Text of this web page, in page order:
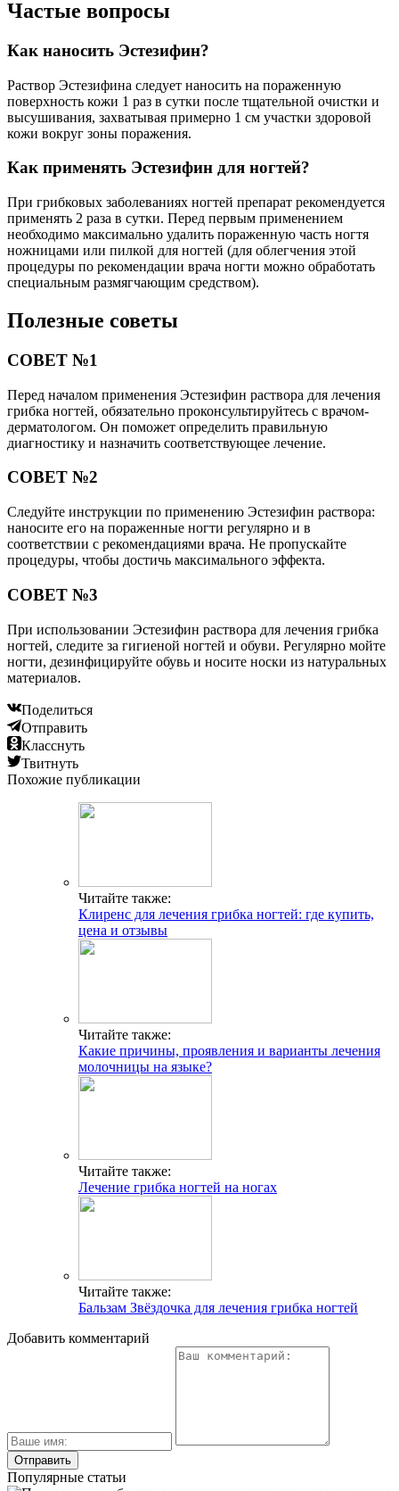
Частые вопросы
Как наносить Эстезифин?
Раствор Эстезифина следует наносить на пораженную
поверхность кожи 1 раз в сутки после тщательной очистки и
высушивания, захватывая примерно 1 см участки здоровой
кожи вокруг зоны поражения.
Как применять Эстезифин для ногтей?
При грибковых заболеваниях ногтей препарат рекомендуется
применять 2 раза в сутки. Перед первым применением
необходимо максимально удалить пораженную часть ногтя
ножницами или пилкой для ногтей (для облегчения этой
процедуры по рекомендации врача ногти можно обработать
специальным размягчающим средством).
Полезные советы
СОВЕТ №1
Перед началом применения Эстезифин раствора для лечения
грибка ногтей, обязательно проконсультируйтесь с врачом-
дерматологом. Он поможет определить правильную
диагностику и назначить соответствующее лечение.
СОВЕТ №2
Следуйте инструкции по применению Эстезифин раствора:
наносите его на пораженные ногти регулярно и в
соответствии с рекомендациями врача. Не пропускайте
процедуры, чтобы достичь максимального эффекта.
СОВЕТ №3
При использовании Эстезифин раствора для лечения грибка
ногтей, следите за гигиеной ногтей и обуви. Регулярно мойте
ногти, дезинфицируйте обувь и носите носки из натуральных
материалов.
Поделиться
Отправить
Класснуть
Твитнуть
Похожие публикации
Читайте также:
Клиренс для лечения грибка ногтей: где купить,
цена и отзывы
Читайте также:
Какие причины, проявления и варианты лечения
молочницы на языке?
Читайте также:
Лечение грибка ногтей на ногах
Читайте также:
Бальзам Звёздочка для лечения грибка ногтей
Добавить комментарий
Популярные статьи